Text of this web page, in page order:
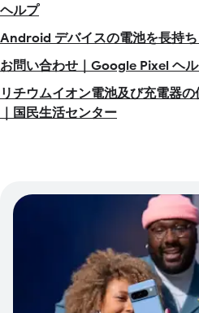
ヘルプ
Android デバイスの電池を長持
お問い合わせ｜Google Pixel ヘ
リチウムイオン電池及び充電器
｜国民生活センター